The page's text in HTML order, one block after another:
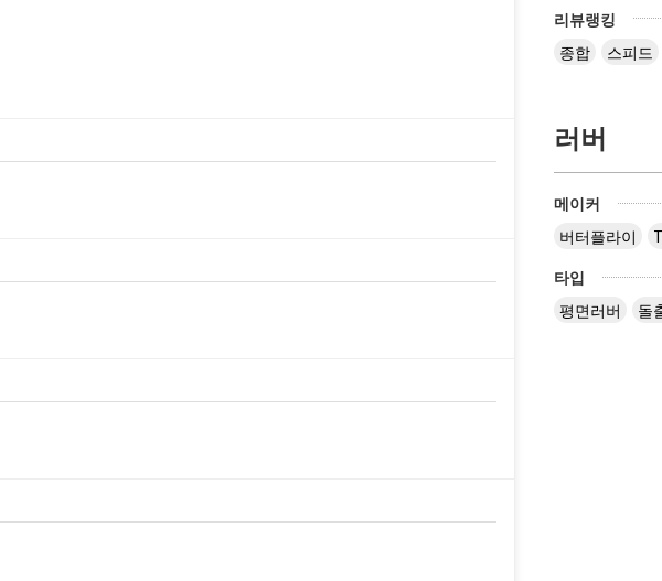
리뷰랭킹
종합
스피드
러버
메이커
버터플라이
타입
평면러버
돌